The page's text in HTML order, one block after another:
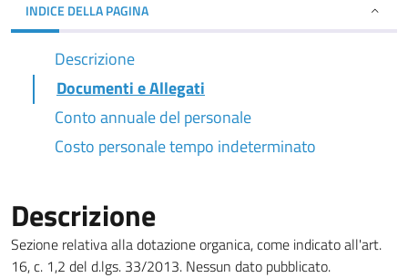
INDICE DELLA PAGINA
Descrizione
Documenti e Allegati
Conto annuale del personale
Costo personale tempo indeterminato
Descrizione
Sezione relativa alla dotazione organica, come indicato all'art.
16, c. 1,2 del d.lgs. 33/2013. Nessun dato pubblicato.